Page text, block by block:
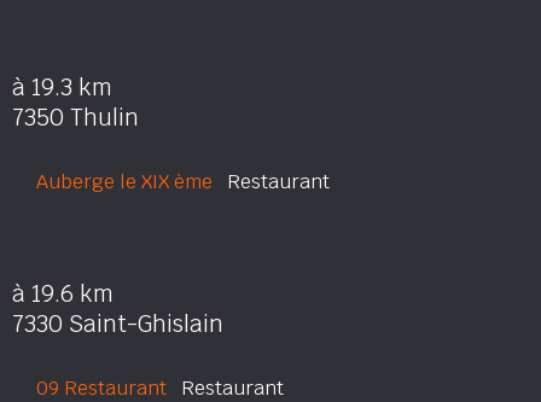
à 19.3 km
7350 Thulin
Auberge le XIX ème Restaurant
à 19.6 km
7330 Saint-Ghislain
09 Restaurant Restaurant